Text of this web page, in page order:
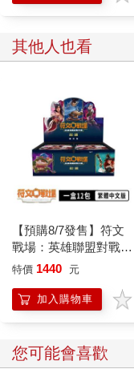
其他人也看
【預購8/7發售】符文
戰場：英雄聯盟對戰卡
牌「起源」補充包（一
特價 1440 元
加入購物車
您可能會喜歡